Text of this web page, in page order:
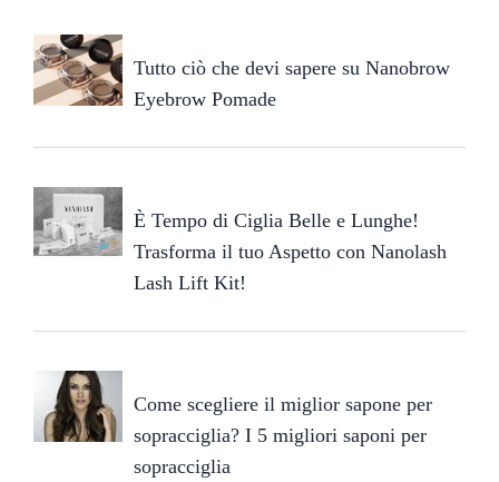
Tutto ciò che devi sapere su Nanobrow
Eyebrow Pomade
È Tempo di Ciglia Belle e Lunghe!
Trasforma il tuo Aspetto con Nanolash
Lash Lift Kit!
Come scegliere il miglior sapone per
sopracciglia? I 5 migliori saponi per
sopracciglia